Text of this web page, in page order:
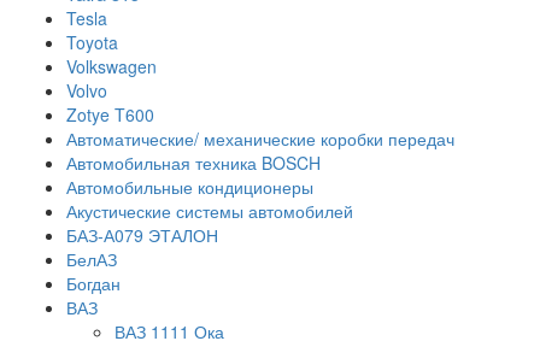
Tesla
Toyota
Volkswagen
Volvo
Zotye T600
Автоматические/ механические коробки передач
Автомобильная техника BOSCH
Автомобильные кондиционеры
Акустические системы автомобилей
БАЗ-А079 ЭТАЛОН
БелАЗ
Богдан
ВАЗ
ВАЗ 1111 Ока